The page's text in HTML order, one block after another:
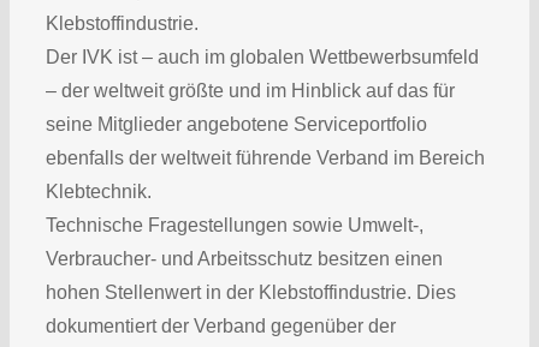
Klebstoffindustrie.
Der IVK ist – auch im globalen Wettbewerbsumfeld
– der weltweit größte und im Hinblick auf das für
seine Mitglieder angebotene Serviceportfolio
ebenfalls der weltweit führende Verband im Bereich
Klebtechnik.
Technische Fragestellungen sowie Umwelt-,
Verbraucher- und Arbeitsschutz besitzen einen
hohen Stellenwert in der Klebstoffindustrie. Dies
dokumentiert der Verband gegenüber der